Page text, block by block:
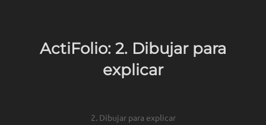
ActiFolio: 2. Dibujar para
explicar
2. Dibujar para explicar